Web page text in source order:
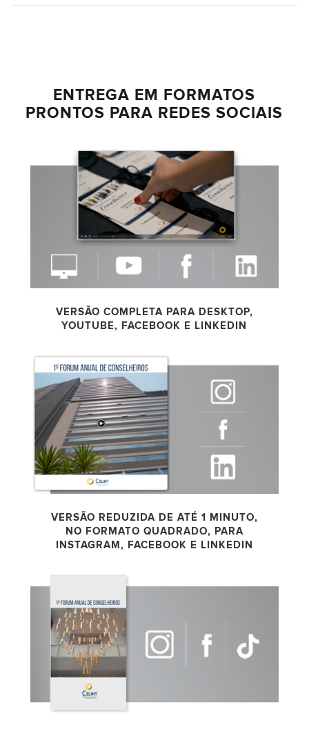
ENTREGA EM FORMATOS
PRONTOS PARA REDES SOCIAIS
VERSÃO COMPLETA PARA DESKTOP,
YOUTUBE, FACEBOOK E LINKEDIN
VERSÃO REDUZIDA DE ATÉ 1 MINUTO,
NO FORMATO QUADRADO, PARA
INSTAGRAM, FACEBOOK E LINKEDIN